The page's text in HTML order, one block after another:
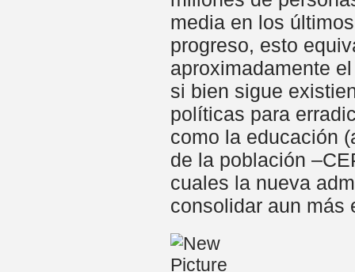
media en los
progreso, esto
aproximadamente
si bien sigue
políticas para
como la educación
de la población
cuales la nueva
consolidar aun más